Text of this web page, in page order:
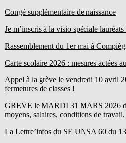
Congé supplémentaire de naissance
Je m’inscris à la visio spéciale
Rassemblement du 1er mai à
Carte scolaire 2026 : mesures actées
Appel à la grève le vendredi 10 avril
fermetures de classes !
GREVE le MARDI 31 MARS 2026
moyens, salaires, conditions de
La Lettre’infos du SE UNSA 60 du